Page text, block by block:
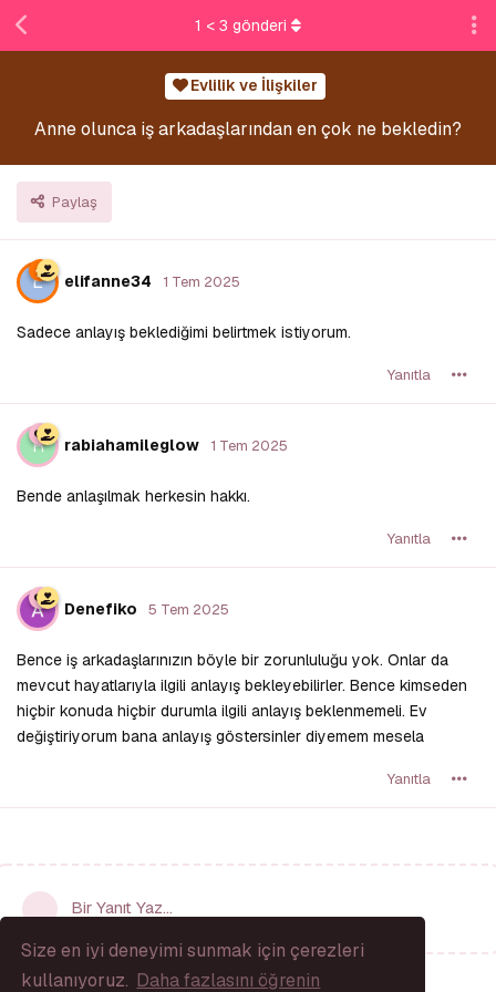
Size en iyi deneyimi sunmak için çerezleri
kullanıyoruz. Daha fazlasını öğrenin
Evlilik ve İlişkiler
Anne olunca iş arkadaşlarından en çok ne bekledin?
Paylaş
1 < 3 gönderi
E elifanne34 1 Tem 2025
Sadece anlayış beklediğimi belirtmek istiyorum.
Yanıtla
R rabiahamileglow 1 Tem 2025
Bende anlaşılmak herkesin hakkı.
Yanıtla
Denefiko 5 Tem 2025
Bence iş arkadaşlarınızın böyle bir zorunluluğu yok. Onlar da
mevcut hayatlarıyla ilgili anlayış bekleyebilirler. Bence kimseden
hiçbir konuda hiçbir durumla ilgili anlayış beklenmemeli. Ev
değiştiriyorum bana anlayış göstersinler diyemem mesela
Yanıtla
Bir Yanıt Yaz...